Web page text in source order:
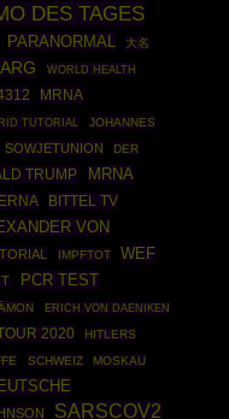
DES TAGES
PARANORMAL
大名
WORLD HEALTH
MRNA
TUTORIAL
JOHANNES
SOWJETUNION
DER
TRUMP MRNA
BITTEL TV
VON
IMPFTOT WEF
PCR TEST
ERICH VON DAENIKEN
2020
HITLERS
SCHWEIZ
MOSKAU
SARSCOV2